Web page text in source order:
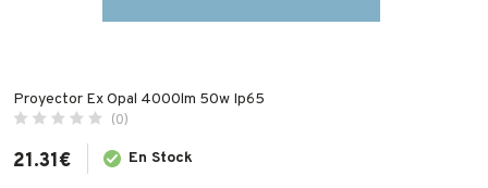
Proyector Ex Opal 4000lm 50w Ip65
(0)
21.31€ En Stock